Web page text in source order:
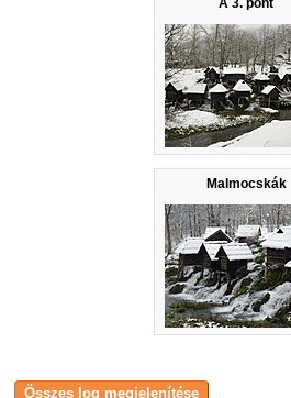
A 3. pont
Malmocskák